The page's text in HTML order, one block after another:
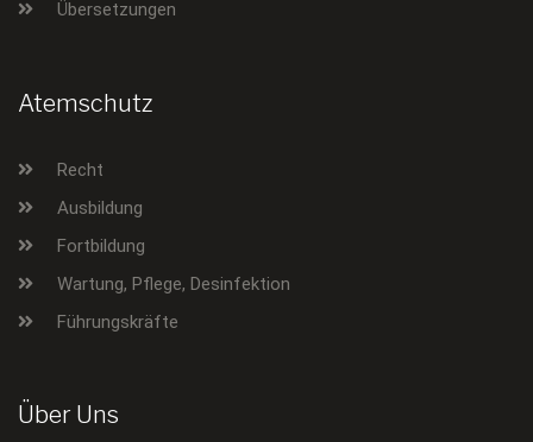
Übersetzungen
Atemschutz
Recht
Ausbildung
Fortbildung
Wartung, Pflege, Desinfektion
Führungskräfte
Über Uns